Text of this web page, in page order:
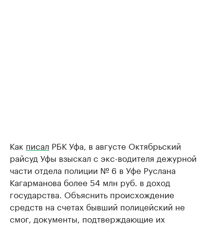
Как писал РБК Уфа, в августе Октябрьский
райсуд Уфы взыскал с экс-водителя дежурной
части отдела полиции № 6 в Уфе Руслана
Кагарманова более 54 млн руб. в доход
государства. Объяснить происхождение
средств на счетах бывший полицейский не
смог, документы, подтверждающие их